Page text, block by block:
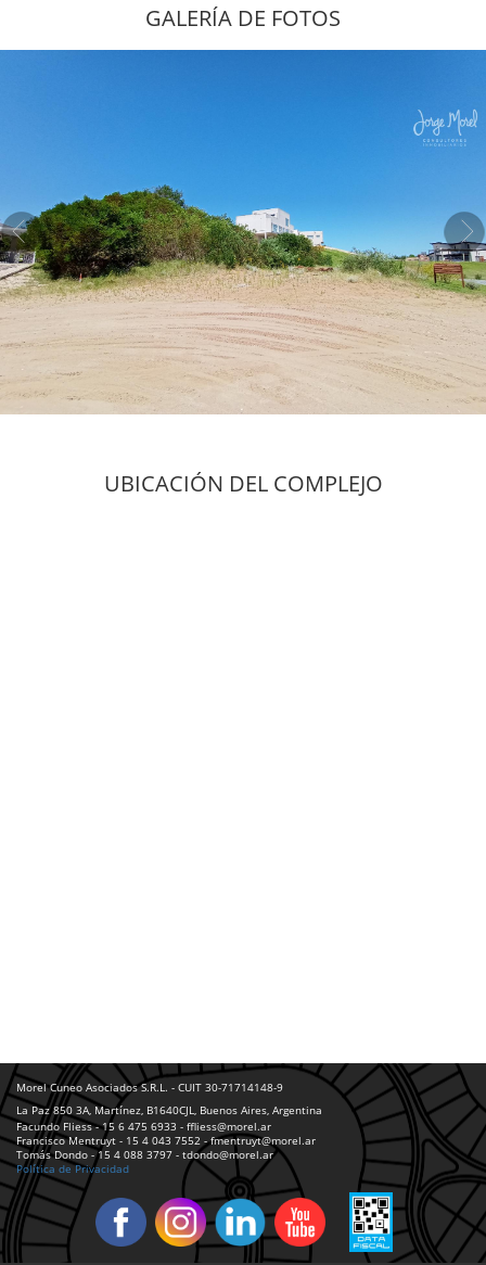
GALERÍA DE FOTOS
UBICACIÓN DEL COMPLEJO
Morel Cuneo Asociados S.R.L. - CUIT 30-71714148-9
La Paz 850 3A, Martínez, B1640CJL, Buenos Aires, Argentina
Facundo Fliess - 15 6 475 6933 - ffliess@morel.ar
Francisco Mentruyt - 15 4 043 7552 - fmentruyt@morel.ar
Tomás Dondo - 15 4 088 3797 - tdondo@morel.ar
Política de Privacidad